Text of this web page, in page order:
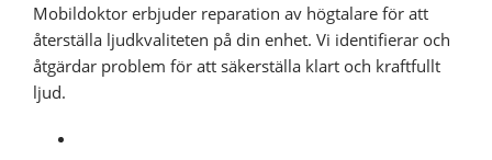
Mobildoktor erbjuder reparation av högtalare för att
återställa ljudkvaliteten på din enhet. Vi identifierar och
åtgärdar problem för att säkerställa klart och kraftfullt
ljud.